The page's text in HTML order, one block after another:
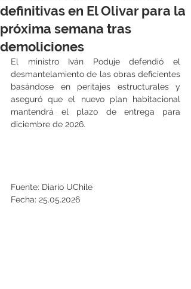
definitivas en El Olivar para la
próxima semana tras
demoliciones
El ministro Iván Poduje defendió el
desmantelamiento de las obras deficientes
basándose en peritajes estructurales y
aseguró que el nuevo plan habitacional
mantendrá el plazo de entrega para
diciembre de 2026.
Fuente: Diario UChile
Fecha: 25.05.2026